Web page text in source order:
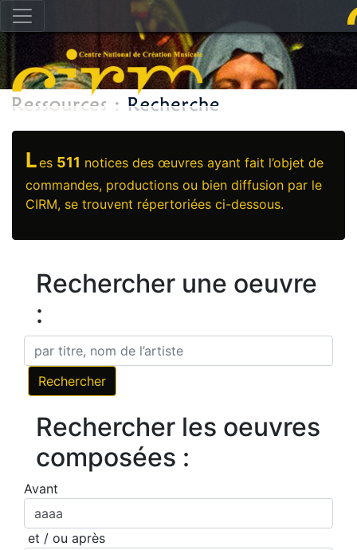
Les 511 notices des œuvres ayant fait l’objet de
commandes, productions ou bien diffusion par le
CIRM, se trouvent répertoriées ci-dessous.
Rechercher une oeuvre
:
Rechercher les oeuvres
composées :
Avant
et / ou après